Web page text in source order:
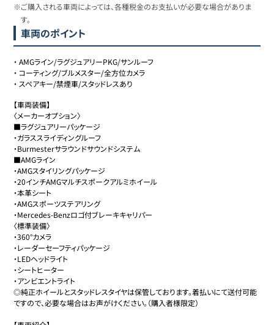
※ご購入される車両によっては、各種税金のお支払いが必要な場合がありま
す。
車両のポイント
・AMGライン/ラグジュアリーPKG/サンルーフ
・ コーティング/ブルメスター/全方位カメラ
・ スペアキー/禁煙車/スタッドレスあり
【車両装備】
〈メーカーオプション〉
■ラグジュアリーパッケージ
・ガラススライディングルーフ
・Burmesterサラウンドサウンドシステム
■AMGライン
・AMGスタイリングパッケージ
・20インチAMGマルチスポークアルミホイール
・本革シート
・AMGスポーツステアリング
・Mercedes-Benzロゴ付ブレーキキャリパー
〈標準装備〉
・360°カメラ
・レーダーセーフティパッケージ
・LEDヘッドライト
・シートヒーター
・アンビエントライト
◎純正ホイールとスタッドレスタイヤは保管しております。着払いにて送付可能
ですので、必要な場合はお声がけください。（購入者様限定）